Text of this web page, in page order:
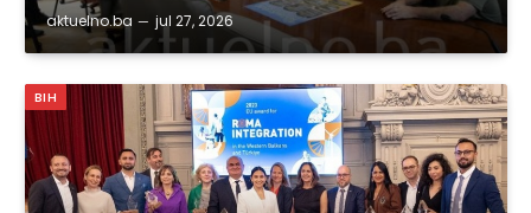
aktuelno.ba jul 27, 2026
BIH